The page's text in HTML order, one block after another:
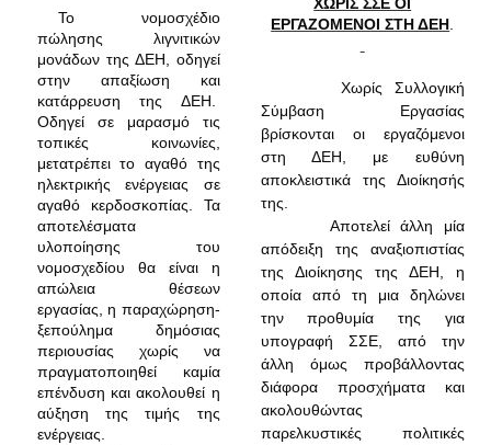
Το νομοσχέδιο
πώλησης λιγνιτικών
μονάδων της ΔΕΗ, οδηγεί
στην απαξίωση και
κατάρρευση της ΔΕΗ.
Οδηγεί σε μαρασμό τις
τοπικές κοινωνίες,
μετατρέπει το αγαθό της
ηλεκτρικής ενέργειας σε
αγαθό κερδοσκοπίας. Τα
αποτελέσματα
υλοποίησης του
νομοσχεδίου θα είναι η
απώλεια θέσεων
εργασίας, η παραχώρηση-
ξεπούλημα δημόσιας
περιουσίας χωρίς να
πραγματοποιηθεί καμία
επένδυση και ακολουθεί η
αύξηση της τιμής της
ενέργειας.
ΕΡΓΑΖΟΜΕΝΟΙ ΣΤΗ ΔΕΗ
Χωρίς Συλλογική
Σύμβαση Εργασίας
βρίσκονται οι εργαζόμενοι
στη ΔΕΗ, με ευθύνη
αποκλειστικά της Διοίκησής
της.
Αποτελεί άλλη μία
απόδειξη της αναξιοπιστίας
της Διοίκησης της ΔΕΗ, η
οποία από τη μια δηλώνει
την προθυμία της για
υπογραφή ΣΣΕ, από την
άλλη όμως προβάλλοντας
διάφορα προσχήματα και
ακολουθώντας
παρελκυστικές πολιτικές